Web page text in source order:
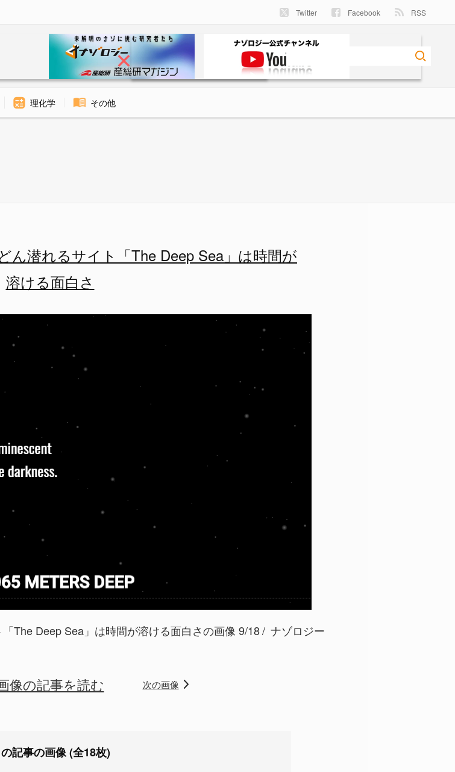
Twitter Facebook RSS
理化学 その他
ん潜れるサイト「The Deep Sea」は時間が
溶ける面白さ
The Deep Sea」は時間が溶ける面白さの画像 9/18 ナゾロジー
像の記事を読む 次の画像
記事の画像 (全18枚)